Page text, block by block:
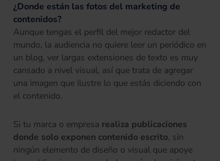
¿Donde están las fotos del marketing de
contenidos?
Aunque tengas el perfil del mejor redactor del
mundo, la audiencia no quiere leer un periódico en
un blog, ver largas extensiones de texto es muy
cansado a nivel visual, así que trata de agregar
una imagen que ilustre lo que estás diciendo con
el contenido.
Si tu marca o empresa realiza publicaciones
donde solo exponen contenido escrito, sin
ningún elemento de diseño o visual que apoye